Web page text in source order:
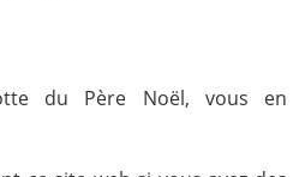
du Père Noël, vous en